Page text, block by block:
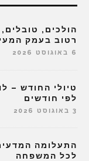
הולכים,
רטוב בעמק
6 באוגוסט 2026
טיולי החודש –
לפי חודשים
3 באוגוסט 2026
התעלומה
לכל המשפחה